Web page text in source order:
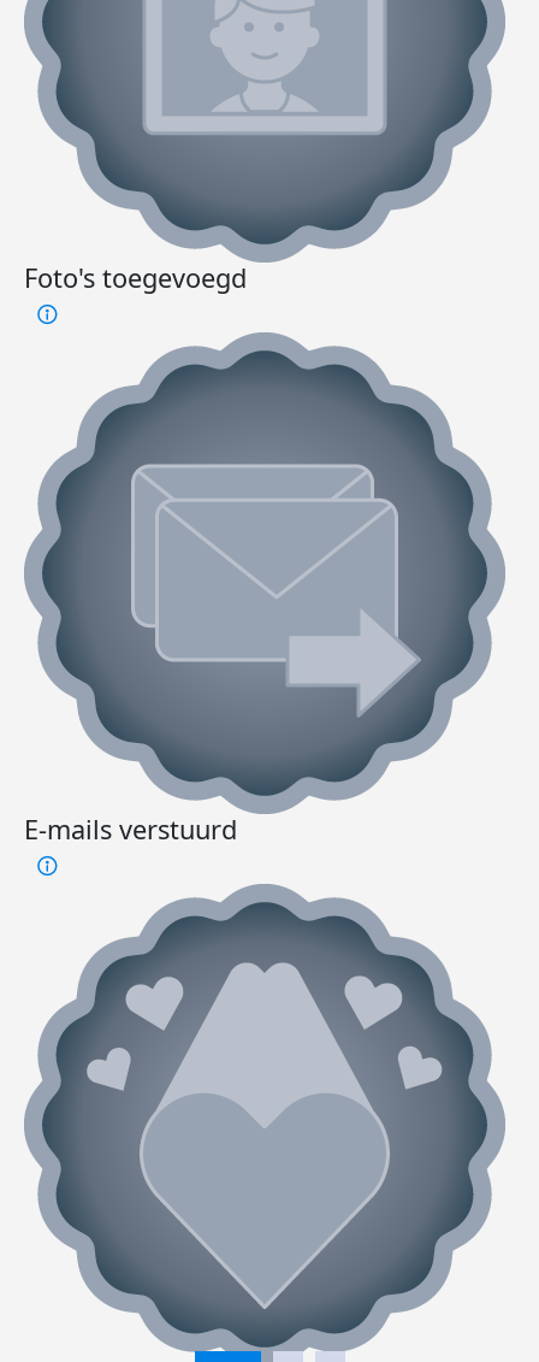
Foto's toegevoegd
E-mails verstuurd